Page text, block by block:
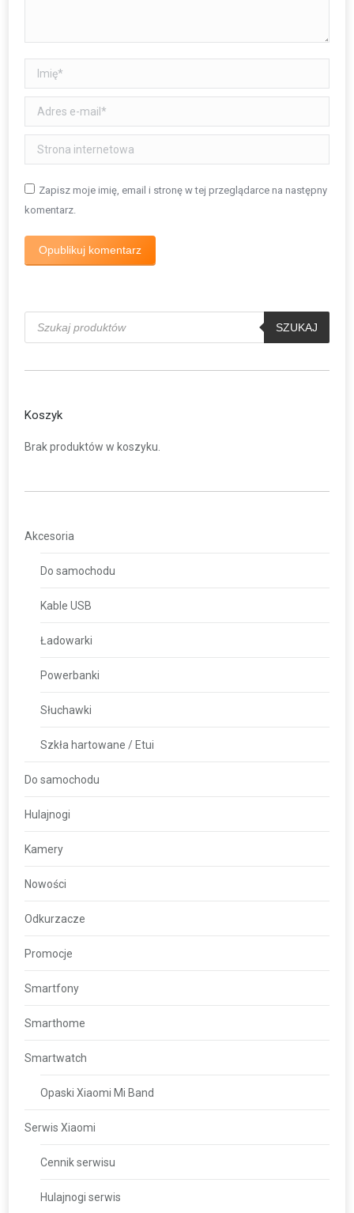
Imię *
Adres e-mail *
Strona internetowa
Zapisz moje imię, email i stronę w tej przeglądarce na następny
komentarz.
Opublikuj komentarz
Wyszukiwarka
produktów
SZUKAJ
Koszyk
Brak produktów w koszyku.
Akcesoria
Do samochodu
Kable USB
Ładowarki
Powerbanki
Słuchawki
Szkła hartowane / Etui
Do samochodu
Hulajnogi
Kamery
Nowości
Odkurzacze
Promocje
Smartfony
Smarthome
Smartwatch
Opaski Xiaomi Mi Band
Serwis Xiaomi
Cennik serwisu
Hulajnogi serwis